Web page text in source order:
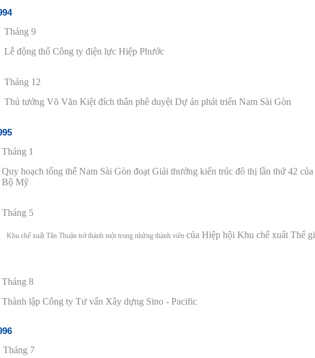
Tháng 9
Lễ động thổ Công ty điện lực Hiệp Phước
Tháng 12
Thủ tướng Võ Văn Kiệt đích thân phê duyệt Dự án phát triển Nam Sài Gòn
Tháng 1
Quy hoạch tổng thể Nam Sài Gòn đoạt Giải thưởng kiến trúc đô thị lần thứ 42
Bộ Mỹ
Tháng 5
Khu chế xuất Tân Thuận trở thành một trong những thành viên của Hiệp hội Khu chế xuất Thế
Tháng 8
Thành lập Công ty Tư vấn Xây dựng Sino - Pacific
Tháng 7